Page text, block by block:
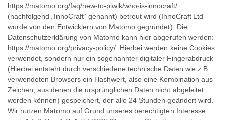
https://matomo.org/faq/new-to-piwik/who-is-innocraft/
(nachfolgend „InnoCraft“ genannt) betreut wird (InnoCraft Ltd
wurde von den Entwicklern von Matomo gegründet). Die
Datenschutzerklärung von Matomo kann hier abgerufen werden:
https://matomo.org/privacy-policy/. Hierbei werden keine Cookies
verwendet, sondern nur ein sogenannter digitaler Fingerabdruck
(Hierbei entsteht durch verschiedene technische Daten wie z.B.
verwendeten Browsers ein Hashwert, also eine Kombination aus
Zeichen, aus denen die ursprünglichen Daten nicht abgeleitet
werden können) gespeichert, der alle 24 Stunden geändert wird.
Wir nutzen Matomo auf Grund unseres berechtigten Interesse